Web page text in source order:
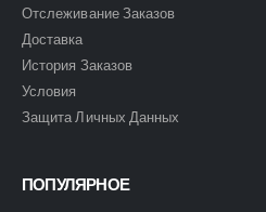
Отслеживание Заказов
Доставка
История Заказов
Условия
Защита Личных Данных
ПОПУЛЯРНОЕ